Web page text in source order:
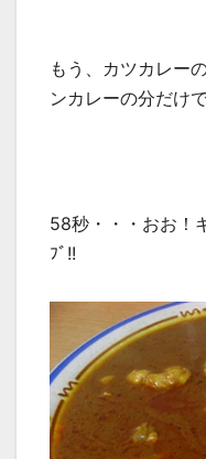
もう、カツカレー
ンカレーの分だけ
58秒・・・おお！
ﾌﾞ!!